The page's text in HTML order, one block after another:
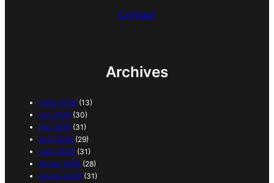
Contact
Archives
juillet 2026 (13)
juin 2026 (30)
mai 2026 (31)
avril 2026 (29)
mars 2026 (31)
février 2026 (28)
janvier 2026 (31)